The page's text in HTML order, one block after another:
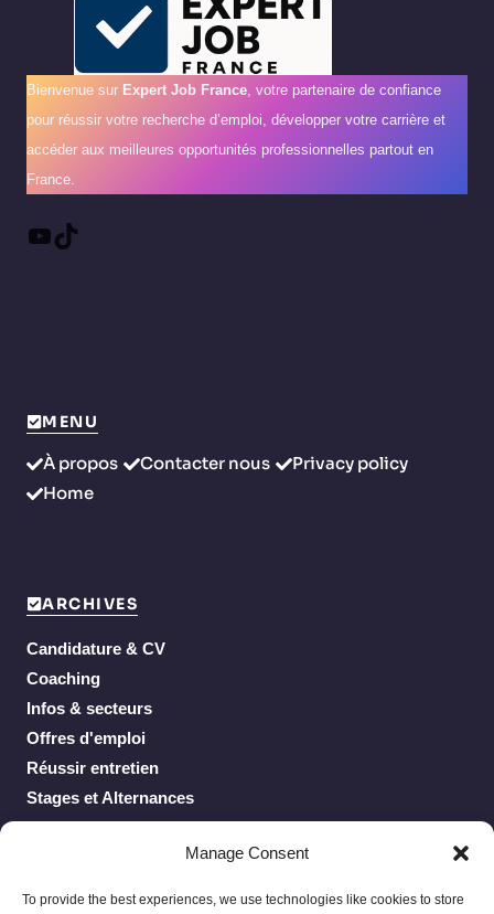
Manage Consent
To provide the best experiences, we use technologies like cookies to store
Bienvenue sur Expert Job France, votre partenaire de confiance
pour réussir votre recherche d’emploi, développer votre carrière et
accéder aux meilleures opportunités professionnelles partout en
France.
YouTube
TikTok
MENU
À propos Contacter nous
Privacy policy
Home
ARCHIVES
Candidature & CV
Coaching
Infos & secteurs
Offres d'emploi
Réussir entretien
Stages et Alternances
Work From Home